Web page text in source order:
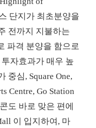
단지가 최초분양을
전까지 지불하는
파격 분양을 함으로
자효과가 매우 높
중심, Square One,
Centre, Go Station
도 바로 맞은 편에
이 입지하여, 마